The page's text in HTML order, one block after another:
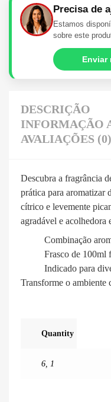
Precisa de
Estamos
sobre este
Enviar
DESCRIÇÃO
INFORMAÇÃO
AVALIAÇÕES (0)
Descubra a fragrância
prática para aromatizar
cítrico e levemente
agradável e acolhedora
Combinação
Frasco de 100ml
Indicado para
Transforme o ambiente
Quantity
6, 1